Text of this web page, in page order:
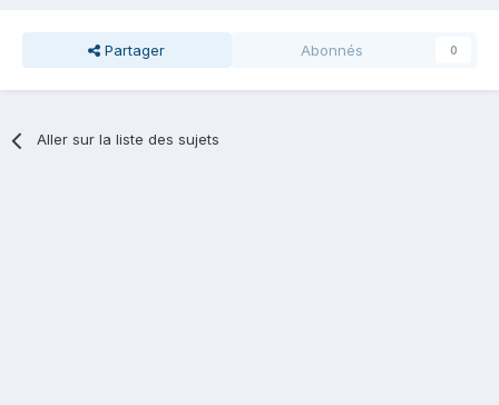
Partager Abonnés 0
Aller sur la liste des sujets